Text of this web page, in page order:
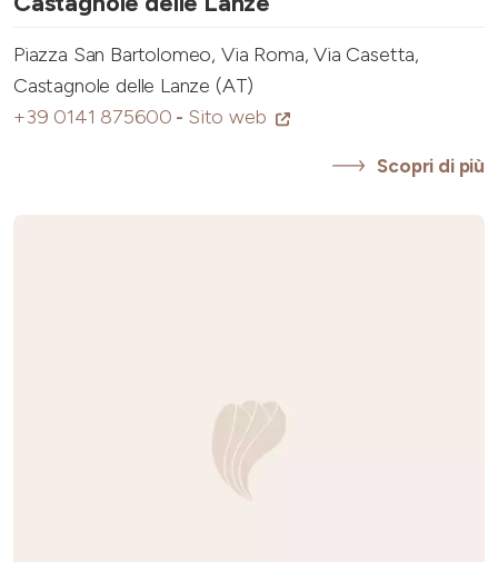
Piazza San Bartolomeo, Via Roma, Via Casetta,
Castagnole delle Lanze (AT)
+39 0141 875600 - Sito web
Scopri di più